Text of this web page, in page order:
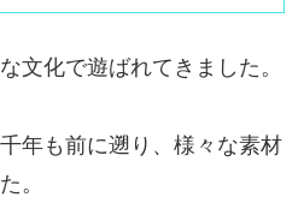
文化で遊ばれてきました。
年も前に遡り、様々な素材
。